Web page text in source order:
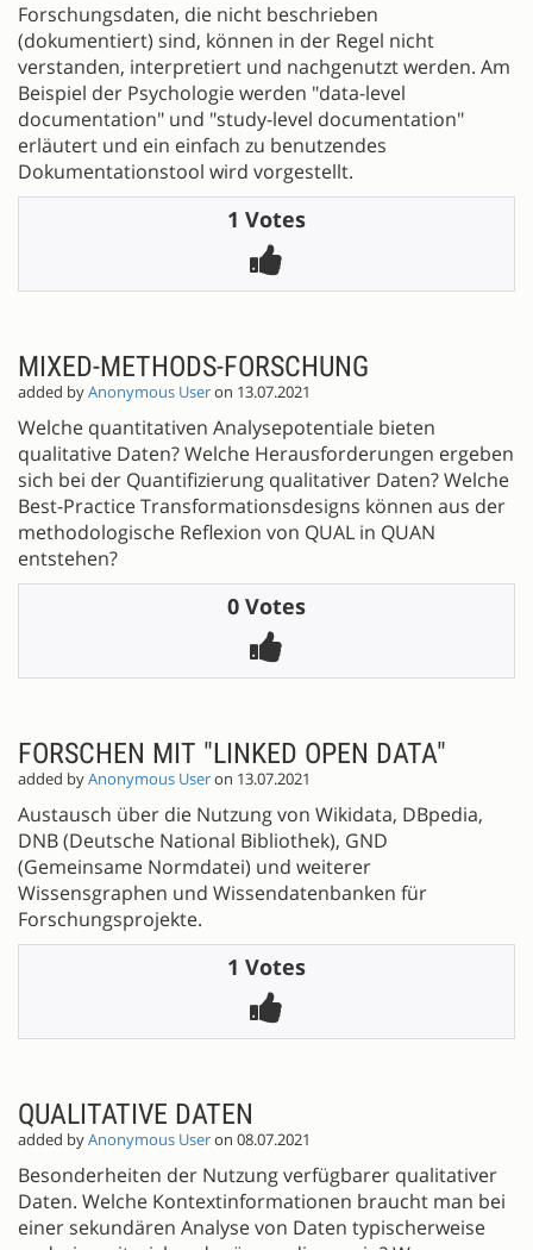
Forschungsdaten, die nicht beschrieben
(dokumentiert) sind, können in der Regel nicht
verstanden, interpretiert und nachgenutzt werden. Am
Beispiel der Psychologie werden "data-level
documentation" und "study-level documentation"
erläutert und ein einfach zu benutzendes
Dokumentationstool wird vorgestellt.
1 Votes
MIXED-METHODS-FORSCHUNG
added byAnonymous Useron 13.07.2021
Welche quantitativen Analysepotentiale bieten
qualitative Daten? Welche Herausforderungen ergeben
sich bei der Quantifizierung qualitativer Daten? Welche
Best-Practice Transformationsdesigns können aus der
methodologische Reflexion von QUAL in QUAN
entstehen?
0 Votes
FORSCHEN MIT "LINKED OPEN DATA"
added byAnonymous Useron 13.07.2021
Austausch über die Nutzung von Wikidata, DBpedia,
DNB (Deutsche National Bibliothek), GND
(Gemeinsame Normdatei) und weiterer
Wissensgraphen und Wissendatenbanken für
Forschungsprojekte.
1 Votes
QUALITATIVE DATEN
added byAnonymous Useron 08.07.2021
Besonderheiten der Nutzung verfügbarer qualitativer
Daten. Welche Kontextinformationen braucht man bei
einer sekundären Analyse von Daten typischerweise